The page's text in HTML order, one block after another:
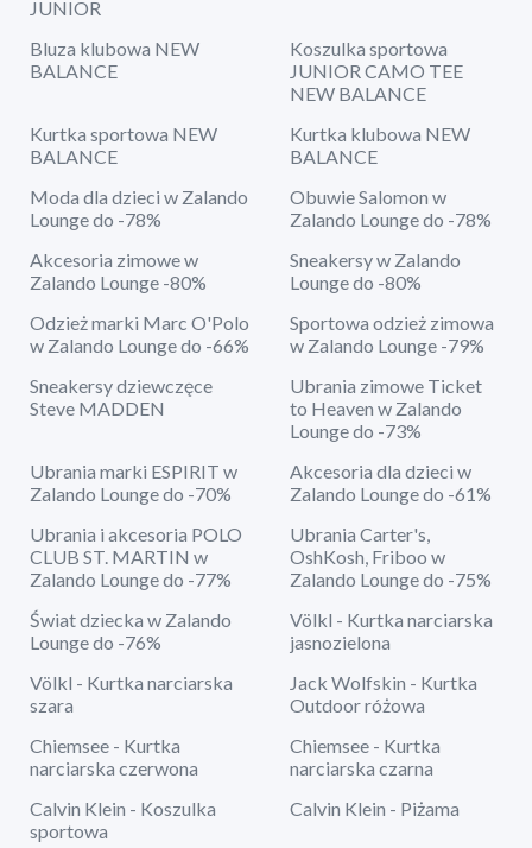
JUNIOR
Bluza klubowa NEW
BALANCE
Koszulka sportowa
JUNIOR CAMO TEE
NEW BALANCE
Kurtka sportowa NEW
BALANCE
Kurtka klubowa NEW
BALANCE
Moda dla dzieci w Zalando
Lounge do -78%
Obuwie Salomon w
Zalando Lounge do -78%
Akcesoria zimowe w
Zalando Lounge -80%
Sneakersy w Zalando
Lounge do -80%
Odzież marki Marc O'Polo
w Zalando Lounge do -66%
Sportowa odzież zimowa
w Zalando Lounge -79%
Sneakersy dziewczęce
Steve MADDEN
Ubrania zimowe Ticket
to Heaven w Zalando
Lounge do -73%
Ubrania marki ESPIRIT w
Zalando Lounge do -70%
Akcesoria dla dzieci w
Zalando Lounge do -61%
Ubrania i akcesoria POLO
CLUB ST. MARTIN w
Zalando Lounge do -77%
Ubrania Carter's,
OshKosh, Friboo w
Zalando Lounge do -75%
Świat dziecka w Zalando
Lounge do -76%
Völkl - Kurtka narciarska
jasnozielona
Völkl - Kurtka narciarska
szara
Jack Wolfskin - Kurtka
Outdoor różowa
Chiemsee - Kurtka
narciarska czerwona
Chiemsee - Kurtka
narciarska czarna
Calvin Klein - Koszulka
sportowa
Calvin Klein - Piżama